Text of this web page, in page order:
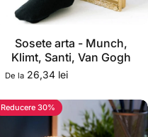
Stoc momentan epuizat
Sosete arta - Munch,
Klimt, Santi, Van Gogh
De la 26,34 lei
Reducere 30%